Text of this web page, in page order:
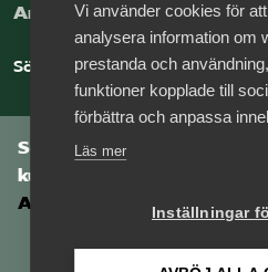
Arbeta hos
Sök jobb hos oss
Som medlem har du
kunskapsbank
Arbetsgivarguiden
Vi använder cookies för
analysera information om
prestanda och
funktioner kopplade till
förbättra och anpassa
Läs mer
Inställningar